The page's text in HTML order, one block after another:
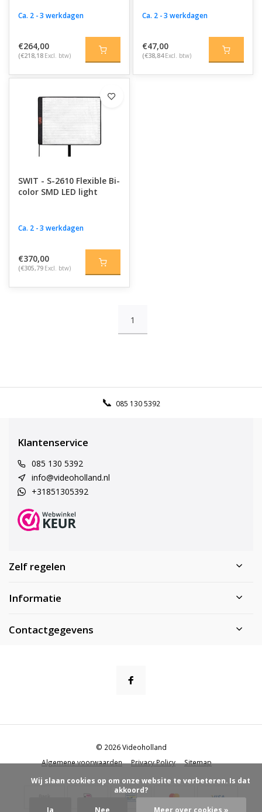
Ca. 2 - 3 werkdagen
€264,00
(€218,18 Excl. btw)
Ca. 2 - 3 werkdagen
€47,00
(€38,84 Excl. btw)
SWIT - S-2610 Flexible Bi-
color SMD LED light
Ca. 2 - 3 werkdagen
€370,00
(€305,79 Excl. btw)
1
085 130 5392
Klantenservice
085 130 5392
info@videoholland.nl
+31851305392
Zelf regelen
Informatie
Contactgegevens
Algemene voorwaarden Privacy Policy Sitemap
© 2026 Videoholland
akkoord?
Ja Nee Meer over cookies »